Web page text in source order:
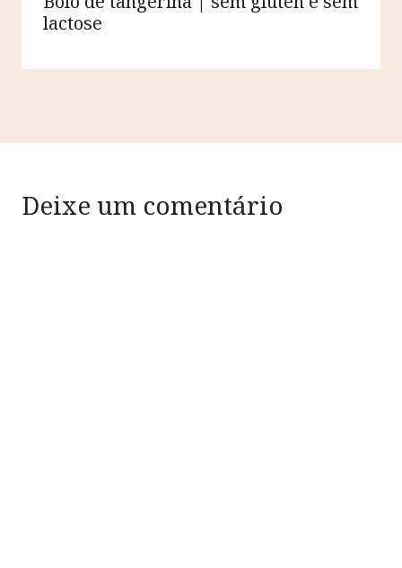
lactose
Deixe um comentário